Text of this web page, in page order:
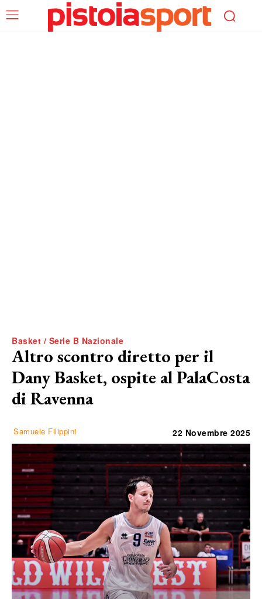
Basket / Serie B Nazionale
Altro scontro diretto per il
Dany Basket, ospite al PalaCosta
di Ravenna
Samuele Filippini 22 Novembre 2025